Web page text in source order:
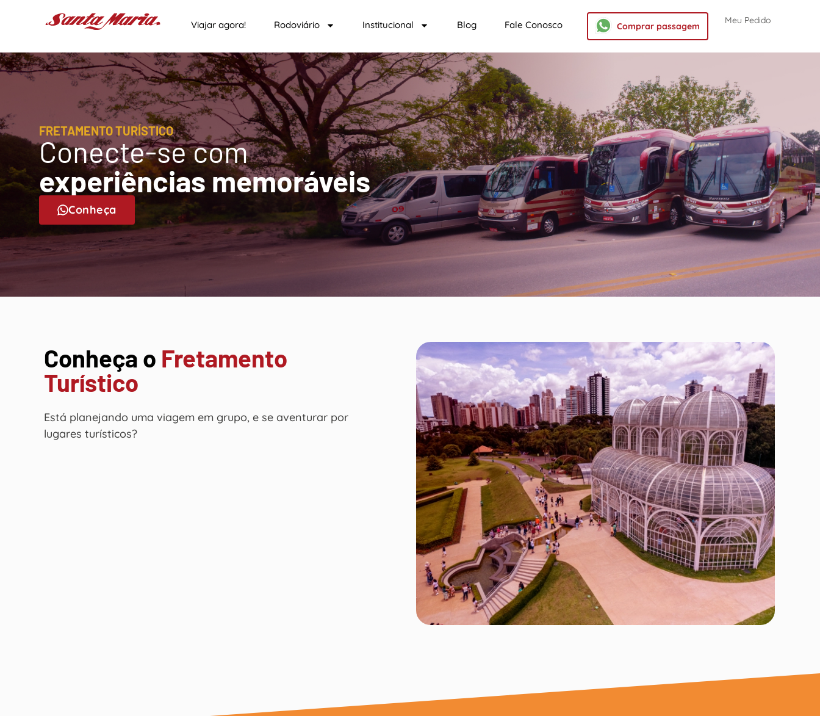
Viajar agora! Rodoviário Institucional Blog Fale Conosco Comprar passagem
Meu Pedido
FRETAMENTO TURÍSTICO
Conecte-se com
experiências memoráveis
Conheça
Conheça o Fretamento
Turístico
Está planejando uma viagem em grupo, e se aventurar por
lugares turísticos?